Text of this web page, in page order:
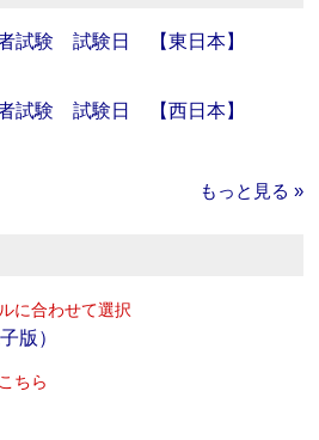
試験 試験日 【東日本】
試験 試験日 【西日本】
もっと見る »
に合わせて選択
版）
ちら